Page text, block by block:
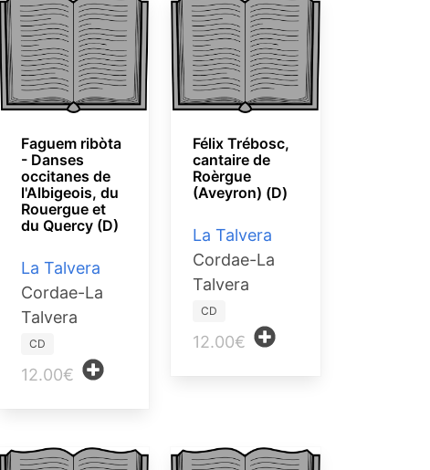
Faguem ribòta
- Danses
occitanes de
l'Albigeois, du
Rouergue et
du Quercy (D)
La Talvera
Cordae-La
Talvera
CD
12.00€
Félix Trébosc,
cantaire de
Roèrgue
(Aveyron) (D)
La Talvera
Cordae-La
Talvera
CD
12.00€